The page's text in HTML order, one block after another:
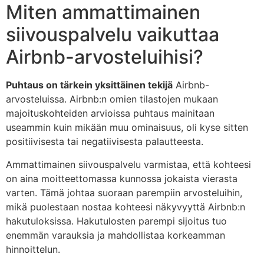
Miten ammattimainen
siivouspalvelu vaikuttaa
Airbnb-arvosteluihisi?
Puhtaus on tärkein yksittäinen tekijä Airbnb-
arvosteluissa. Airbnb:n omien tilastojen mukaan
majoituskohteiden arvioissa puhtaus mainitaan
useammin kuin mikään muu ominaisuus, oli kyse sitten
positiivisesta tai negatiivisesta palautteesta.
Ammattimainen siivouspalvelu varmistaa, että kohteesi
on aina moitteettomassa kunnossa jokaista vierasta
varten. Tämä johtaa suoraan parempiin arvosteluihin,
mikä puolestaan nostaa kohteesi näkyvyyttä Airbnb:n
hakutuloksissa. Hakutulosten parempi sijoitus tuo
enemmän varauksia ja mahdollistaa korkeamman
hinnoittelun.